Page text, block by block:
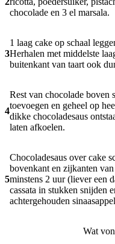
chocolade en 3 el marsala.
3
1 laag cake op schaal
Herhalen met middelste
buitenkant van taart ook
4
Rest van chocolade boven
toevoegen en geheel op
dikke chocoladesaus
laten afkoelen.
5
Chocoladesaus over cake
bovenkant en zijkanten
minstens 2 uur (liever een
cassata in stukken snijden
achtergehouden
Wat